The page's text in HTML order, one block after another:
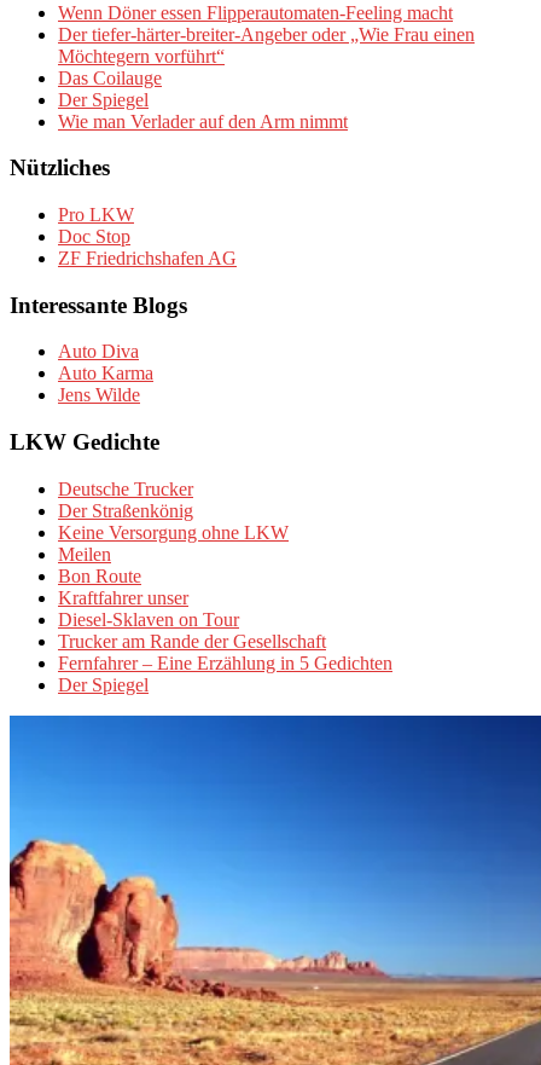
Wenn Döner essen Flipperautomaten-Feeling macht
Der tiefer-härter-breiter-Angeber oder „Wie Frau einen
Möchtegern vorführt“
Das Coilauge
Der Spiegel
Wie man Verlader auf den Arm nimmt
Nützliches
Pro LKW
Doc Stop
ZF Friedrichshafen AG
Interessante Blogs
Auto Diva
Auto Karma
Jens Wilde
LKW Gedichte
Deutsche Trucker
Der Straßenkönig
Keine Versorgung ohne LKW
Meilen
Bon Route
Kraftfahrer unser
Diesel-Sklaven on Tour
Trucker am Rande der Gesellschaft
Fernfahrer – Eine Erzählung in 5 Gedichten
Der Spiegel